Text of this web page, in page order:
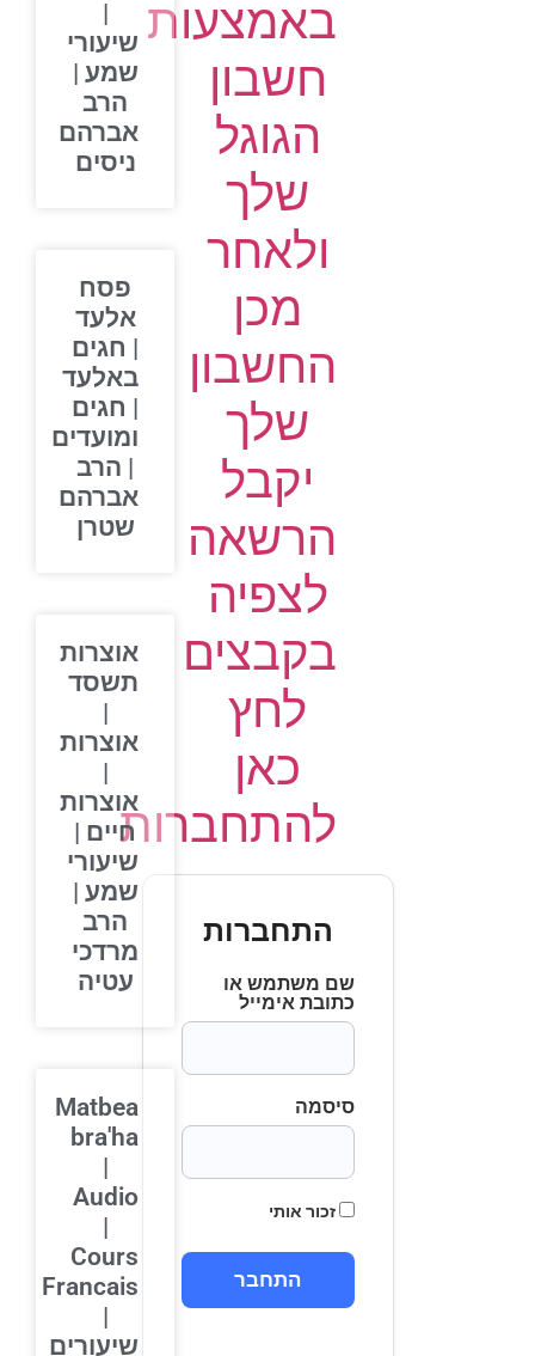
באמצעות
חשבון
הגוגל
שלך
ולאחר
מכן
החשבון
שלך
יקבל
הרשאה
לצפיה
בקבצים
לחץ
כאן
להתחברות
התחברות
שם משתמש או
כתובת אימייל
סיסמה
זכור אותי
שיעורי
שמע |
הרב
אברהם
ניסים
פסח
אלעד
| חגים
באלעד
| חגים
ומועדים
| הרב
אברהם
שטרן
אוצרות
תשסד
אוצרות
אוצרות
חיים |
שיעורי
שמע |
הרב
מרדכי
עטיה
Matbea
bra'ha
Audio
Cours
Francais
שיעורים